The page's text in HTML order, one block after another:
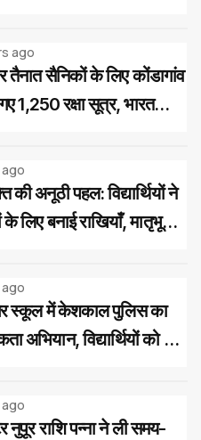
कोचिंग और आवासीय सुविधा
ago
तैनात सैनिकों के लिए कोंडागांव
1,250 रक्षा सूत्र, भारत
की अनूठी पहल: विद्यार्थियों ने
लिए बनाई राखियाँ, मातृभूमि
स्कूल में केशकाल पुलिस का
अभियान, विद्यार्थियों को दिए
राशि पन्ना ने ली समय-